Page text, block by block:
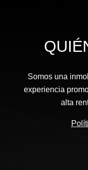
Somos una
experiencia
alta